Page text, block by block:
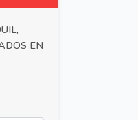
EN